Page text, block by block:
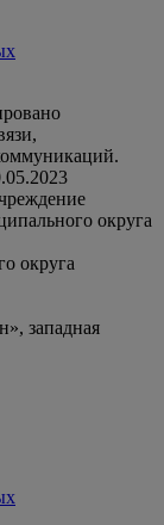
округа
округа
западная